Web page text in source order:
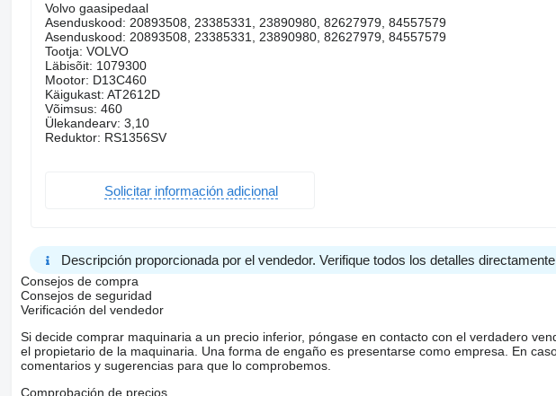
Volvo gaasipedaal
Asenduskood: 20893508, 23385331, 23890980, 82627979, 84557579
Asenduskood: 20893508, 23385331, 23890980, 82627979, 84557579
Tootja: VOLVO
Läbisõit: 1079300
Mootor: D13C460
Käigukast: AT2612D
Võimsus: 460
Ülekandearv: 3,10
Reduktor: RS1356SV
Solicitar información adicional
Descripción proporcionada por el vendedor. Verifique todos los detalles
Consejos de compra
Consejos de seguridad
Verificación del vendedor
Si decide comprar maquinaria a un precio inferior, póngase en contacto con el verdadero
el propietario de la maquinaria. Una forma de engaño es presentarse como empresa. En
comentarios y sugerencias para que lo comprobemos.
Comprobación de precios